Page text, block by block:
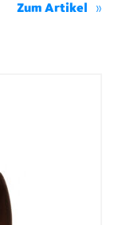
Zum Artikel